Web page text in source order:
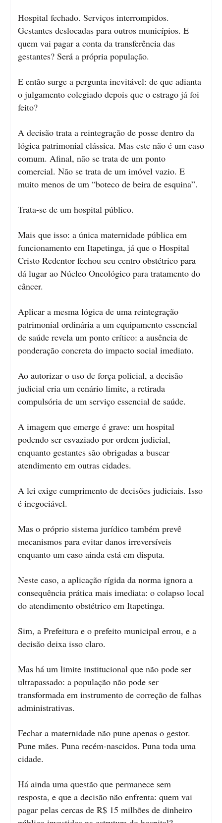
Hospital fechado. Serviços interrompidos.
Gestantes deslocadas para outros municípios. E
quem vai pagar a conta da transferência das
gestantes? Será a própria população.
E então surge a pergunta inevitável: de que adianta
o julgamento colegiado depois que o estrago já foi
feito?
A decisão trata a reintegração de posse dentro da
lógica patrimonial clássica. Mas este não é um caso
comum. Afinal, não se trata de um ponto
comercial. Não se trata de um imóvel vazio. E
muito menos de um “boteco de beira de esquina”.
Trata-se de um hospital público.
Mais que isso: a única maternidade pública em
funcionamento em Itapetinga, já que o Hospital
Cristo Redentor fechou seu centro obstétrico para
dá lugar ao Núcleo Oncológico para tratamento do
câncer.
Aplicar a mesma lógica de uma reintegração
patrimonial ordinária a um equipamento essencial
de saúde revela um ponto crítico: a ausência de
ponderação concreta do impacto social imediato.
Ao autorizar o uso de força policial, a decisão
judicial cria um cenário limite, a retirada
compulsória de um serviço essencial de saúde.
A imagem que emerge é grave: um hospital
podendo ser esvaziado por ordem judicial,
enquanto gestantes são obrigadas a buscar
atendimento em outras cidades.
A lei exige cumprimento de decisões judiciais. Isso
é inegociável.
Mas o próprio sistema jurídico também prevê
mecanismos para evitar danos irreversíveis
enquanto um caso ainda está em disputa.
Neste caso, a aplicação rígida da norma ignora a
consequência prática mais imediata: o colapso local
do atendimento obstétrico em Itapetinga.
Sim, a Prefeitura e o prefeito municipal errou, e a
decisão deixa isso claro.
Mas há um limite institucional que não pode ser
ultrapassado: a população não pode ser
transformada em instrumento de correção de falhas
administrativas.
Fechar a maternidade não pune apenas o gestor.
Pune mães. Puna recém-nascidos. Puna toda uma
cidade.
Há ainda uma questão que permanece sem
resposta, e que a decisão não enfrenta: quem vai
pagar pelas cercas de R$ 15 milhões de dinheiro